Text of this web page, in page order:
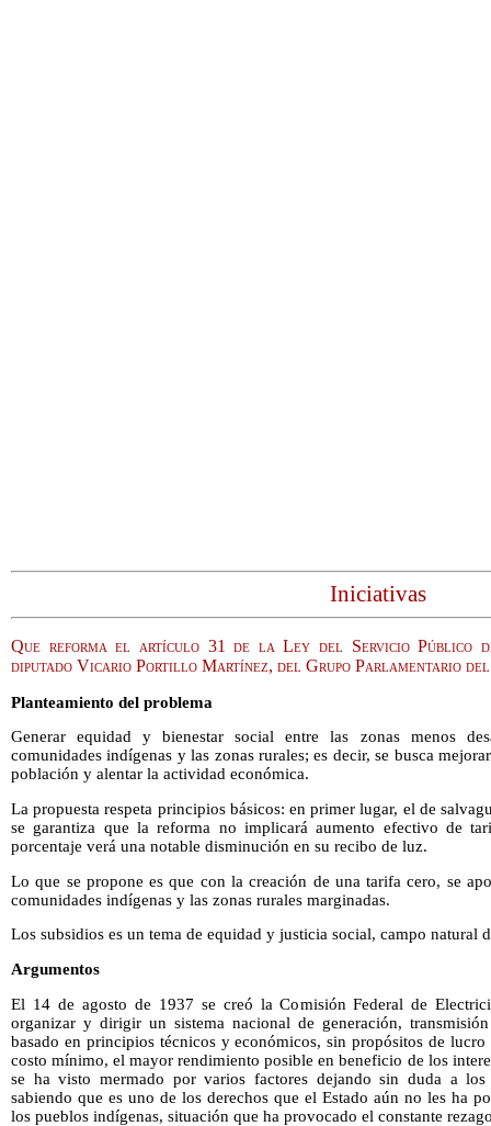
Iniciativas
Que reforma el artículo 31 de la Ley del Servicio Público
diputado Vicario Portillo Martínez, del Grupo Parlamentario
Planteamiento del problema
Generar equidad y bienestar social entre las zonas menos
comunidades indígenas y las zonas rurales; es decir, se busca
población y alentar la actividad económica.
La propuesta respeta principios básicos: en primer lugar, el de
se garantiza que la reforma no implicará aumento efectivo de
porcentaje verá una notable disminución en su recibo de luz.
Lo que se propone es que con la creación de una tarifa cero, se
comunidades indígenas y las zonas rurales marginadas.
Los subsidios es un tema de equidad y justicia social, campo natural
Argumentos
El 14 de agosto de 1937 se creó la Comisión Federal de
organizar y dirigir un sistema nacional de generación,
basado en principios técnicos y económicos, sin propósitos de
costo mínimo, el mayor rendimiento posible en beneficio de los
se ha visto mermado por varios factores dejando sin duda a los
sabiendo que es uno de los derechos que el Estado aún no les ha
los pueblos indígenas, situación que ha provocado el constante